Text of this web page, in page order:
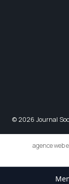
© 2026 Journal
agence web